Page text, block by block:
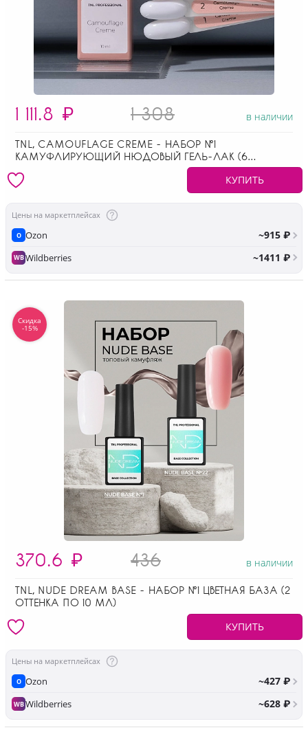
1 111.8 ₽ 1 308 в наличии
TNL, CAMOUFLAGE CREME - НАБОР №1
КАМУФЛИРУЮЩИЙ НЮДОВЫЙ ГЕЛЬ-ЛАК (6
КУПИТЬ
Цены на маркетплейсах
O Ozon ~915 ₽
WBWildberries ~1411 ₽
370.6 ₽ 436 в наличии
TNL, NUDE DREAM BASE - НАБОР №1 ЦВЕТНАЯ БАЗА (2
ОТТЕНКА ПО 10 МЛ)
КУПИТЬ
Цены на маркетплейсах
O Ozon ~427 ₽
WBWildberries ~628 ₽
Скидка
-15%